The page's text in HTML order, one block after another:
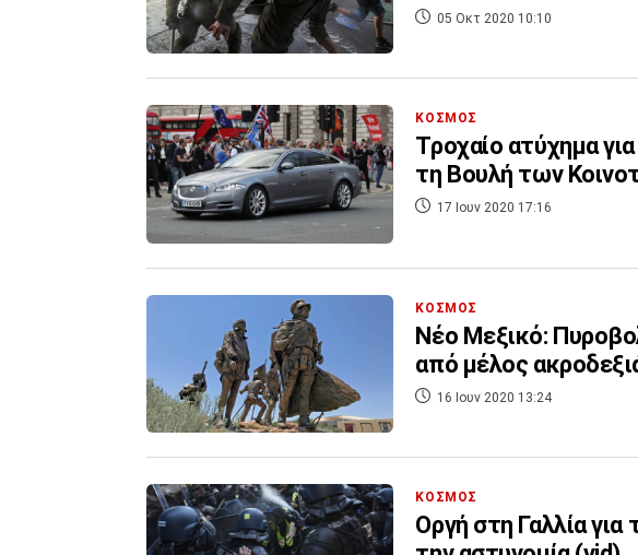
05 Οκτ 2020 10:10
ΚΟΣΜΟΣ
Τροχαίο ατύχημα
τη Βουλή των
17 Ιουν 2020 17:16
ΚΟΣΜΟΣ
Νέο Μεξικό:
από μέλος
16 Ιουν 2020 13:24
ΚΟΣΜΟΣ
Οργή στη Γαλλία